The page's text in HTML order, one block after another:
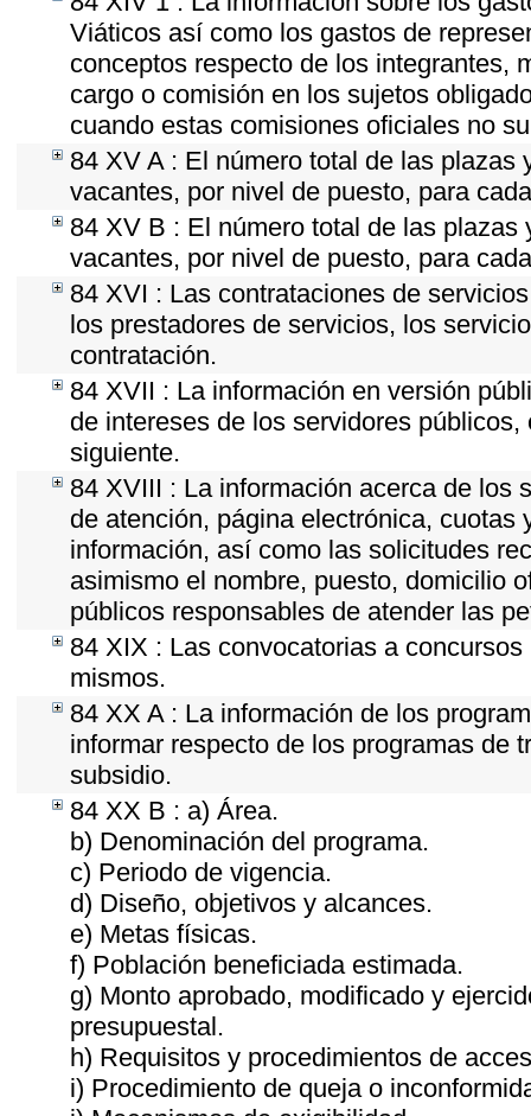
Viáticos así como los gastos de
conceptos respecto de los integrantes,
cargo o comisión en los sujetos
cuando estas comisiones oficiales no
84 XV A : El número total de las
vacantes, por nivel de puesto, para
84 XV B : El número total de las
vacantes, por nivel de puesto, para
84 XVI : Las contrataciones de
los prestadores de servicios, los
contratación.
84 XVII : La información en versión
de intereses de los servidores
siguiente.
84 XVIII : La información acerca de los
de atención, página electrónica,
información, así como las solicitudes
asimismo el nombre, puesto, domicilio
públicos responsables de atender las
84 XIX : Las convocatorias a
mismos.
84 XX A : La información de los
informar respecto de los programas de
subsidio.
84 XX B : a) Área.
b) Denominación del programa.
c) Periodo de vigencia.
d) Diseño, objetivos y alcances.
e) Metas físicas.
f) Población beneficiada estimada.
g) Monto aprobado, modificado y
presupuestal.
h) Requisitos y procedimientos de
i) Procedimiento de queja o